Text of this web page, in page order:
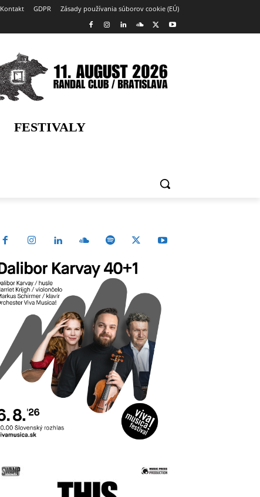
Kontakt GDPR Zásady používania súborov cookie (EÚ)
FESTIVALY